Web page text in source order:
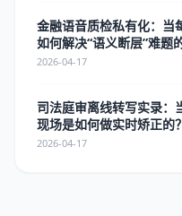
金融语音质检私有化：当
如何解决“语义断层”难题
2026-04-17
司法庭审离线转写实录：
现场是如何做实时矫正的？
2026-04-17